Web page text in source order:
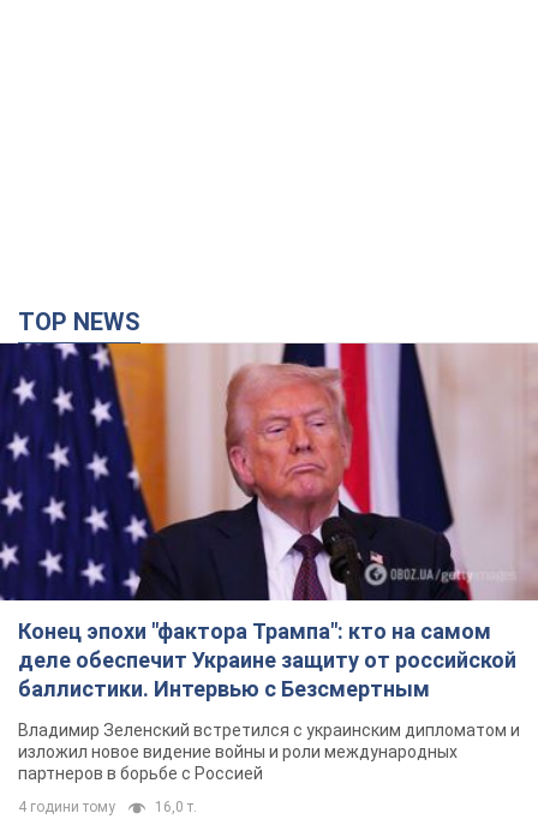
TOP NEWS
Конец эпохи "фактора Трампа": кто на самом
деле обеспечит Украине защиту от российской
баллистики. Интервью с Безсмертным
Владимир Зеленский встретился с украинским дипломатом и
изложил новое видение войны и роли международных
партнеров в борьбе с Россией
4 години тому 16,0 т.